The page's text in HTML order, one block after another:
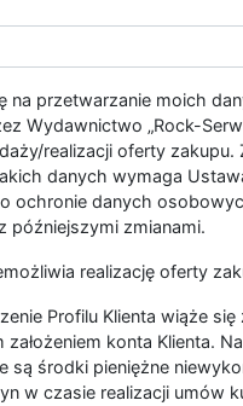
na przetwarzanie moich
Wydawnictwo „Rock-
realizacji oferty zakupu.
danych wymaga
ochronie danych
późniejszymi zmianami.
realizację oferty
Profilu Klienta wiąże się
konta Klienta.
są środki pieniężne
w czasie realizacji umów